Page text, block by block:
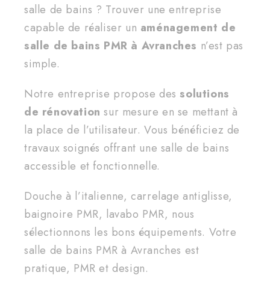
salle de bains ? Trouver une entreprise
capable de réaliser un aménagement de
salle de bains PMR à Avranches n’est pas
simple.
Notre entreprise propose des solutions
de rénovationsur mesure en se mettant à
la place de l’utilisateur. Vous bénéficiez de
travaux soignés offrant une salle de bains
accessible et fonctionnelle.
Douche à l’italienne, carrelage antiglisse,
baignoire PMR, lavabo PMR, nous
sélectionnons les bons équipements. Votre
salle de bains PMR à Avranches est
pratique, PMR et design.